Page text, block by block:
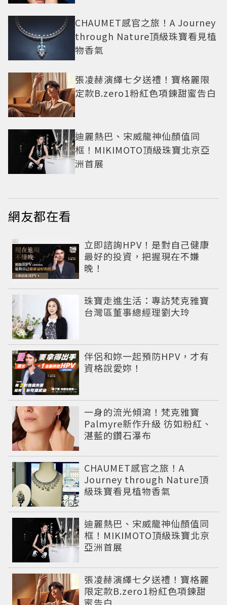
CHAUMET感官之旅！A Journey
through Nature頂級珠寶看見植
物香氣
張凌赫演繹七夕送禮！寶格麗限
定款B.zero1粉紅色項鍊甜蜜告白
迪麗熱巴、宋威龍神仙顏值同
框！MIKIMOTO頂級珠寶北京亞
洲首展
網友都在看
立即諮詢HPV！是對自己健康
最好的投資，把握現在不嫌
晚！
PR
珠寶走進生活：專訪梵克雅寶
台灣區董事總經理劉大玲
伴侶和妳一起預防HPV，才有
資格說愛妳！
PR
一身的流光傾瀉！梵克雅寶
Palmyre新作升級 彷如粉紅、
湛藍的鑽石瀑布
CHAUMET感官之旅！A
Journey through Nature頂
級珠寶看見植物香氣
迪麗熱巴、宋威龍神仙顏值同
框！MIKIMOTO頂級珠寶北京
亞洲首展
張凌赫演繹七夕送禮！寶格麗
限定款B.zero1粉紅色項鍊甜